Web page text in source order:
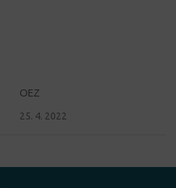
OEZ
25. 4. 2022